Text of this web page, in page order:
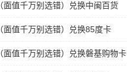
面值千万别选错）兑换中闽百货
面值千万别选错）兑换85度卡
面值千万别选错）兑换磐基购物卡